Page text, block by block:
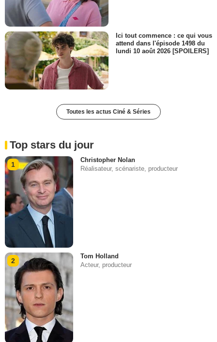
Ici tout commence : ce qui vous
attend dans l'épisode 1498 du
lundi 10 août 2026 [SPOILERS]
Toutes les actus Ciné & Séries
Top stars du jour
1
Christopher Nolan
Réalisateur, scénariste, producteur
2
Tom Holland
Acteur, producteur